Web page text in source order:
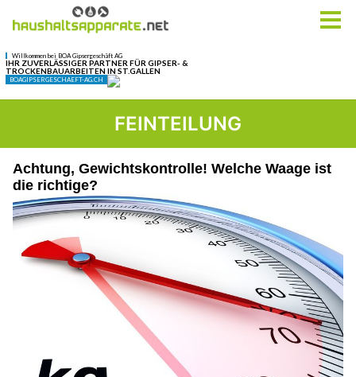
FEINTEILUNG
Achtung, Gewichtskontrolle! Welche Waage ist
die richtige?